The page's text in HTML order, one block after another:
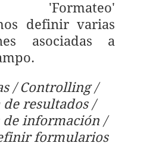
'Formateo'
definir varias
asociadas a
/ Controlling /
de resultados /
de información /
formularios